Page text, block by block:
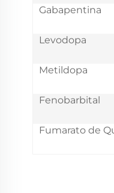
Gabapentina
Levodopa
Metildopa
Fenobarbital
Fumarato de